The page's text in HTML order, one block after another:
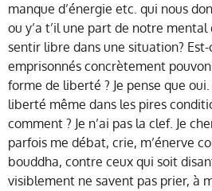
manque d’énergie etc. qui nous
ou y’a t’il une part de notre
sentir libre dans une situation?
emprisonnés concrètement
forme de liberté ? Je pense que
liberté même dans les pires
comment ? Je n’ai pas la clef. Je
parfois me débat, crie, m’énerve
bouddha, contre ceux qui soit
visiblement ne savent pas prier, à